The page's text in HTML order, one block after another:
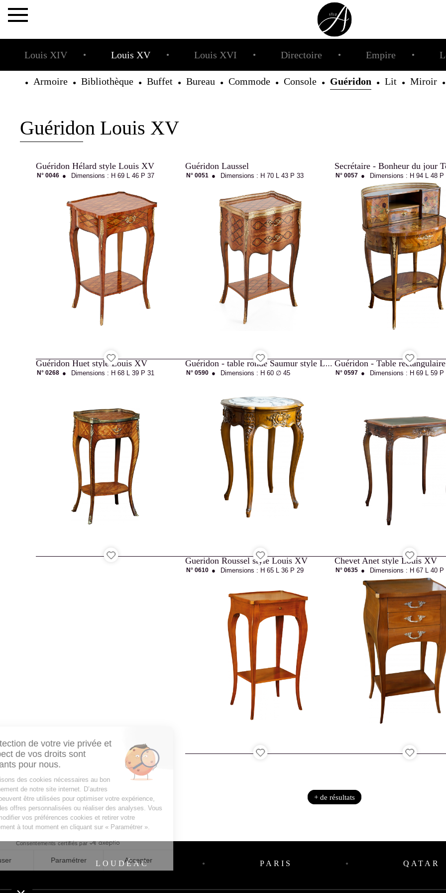
×
Maison
Agencement
Louis XIV ● Louis XV ● Louis XVI ● Directoire ● Empire ●
● Armoire ● Bibliothèque ● Buffet ● Bureau ● Commode ● Console ● Guéridon ● Lit ● Miroir ●
Guéridon Louis XV
Guéridon Hélard style Louis XV
N° 0046 ● Dimensions : H 69 L 46 P 37
Guéridon Laussel
N° 0051 ● Dimensions : H 70 L 43 P 33
Secrétaire - Bonheur du jour
N° 0057 ● Dimensions : H 94 L 48 P
Guéridon Huet style Louis XV
N° 0268 ● Dimensions : H 68 L 39 P 31
Guéridon - table ronde Saumur style Louis XV
N° 0590 ● Dimensions : H 60 ∅ 45 N° 0597 ● Dimensions : H 69 L 59 P
Gueridon Roussel style Louis XV
N° 0610 ● Dimensions : H 65 L 36 P 29
Chevet Anet style Louis XV
N° 0635 ● Dimensions : H 67 L 40 P
+ de résultats
LOUDÉAC ● PARIS ● QATAR